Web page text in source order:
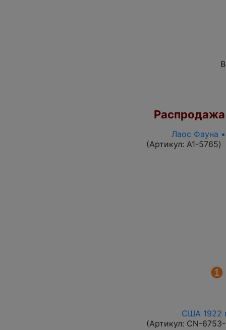
Распродажа
Лаос Фауна
(Артикул: A1-5765)
США 1922
(Артикул: CN-